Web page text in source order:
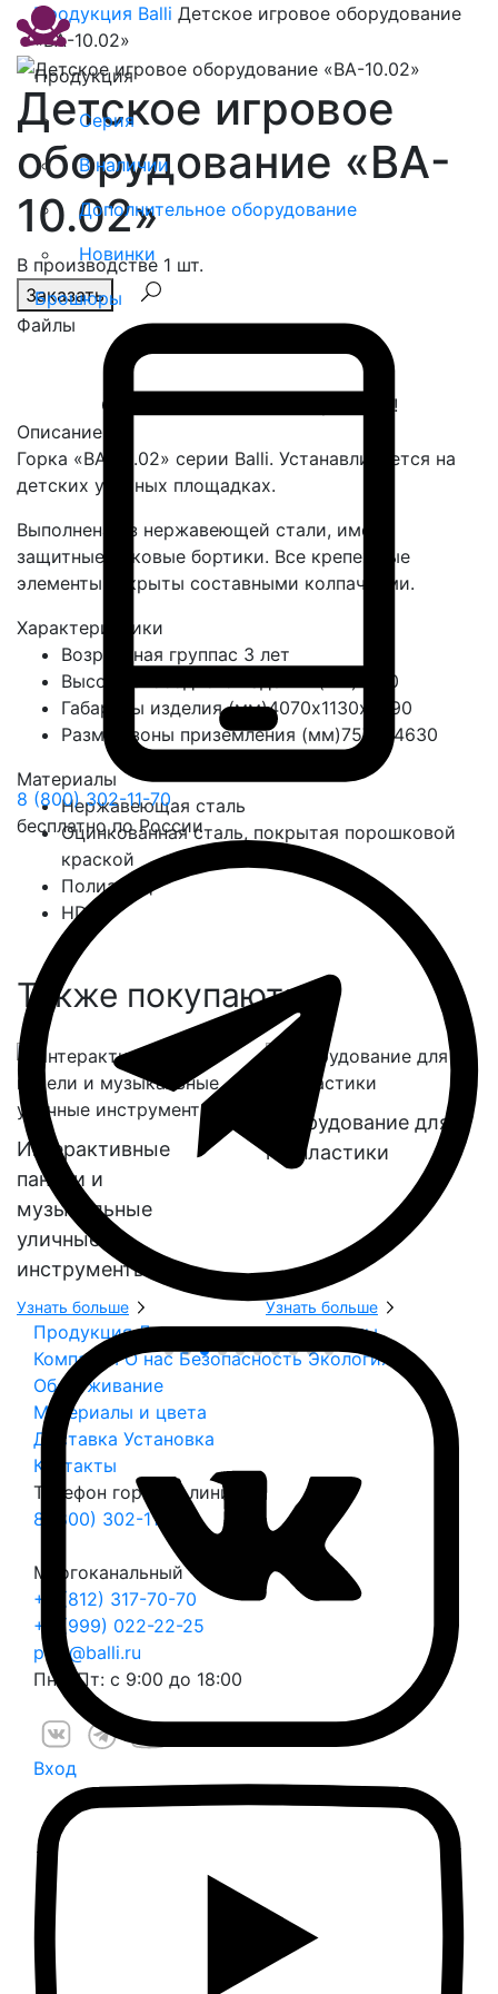
Продукция
Серия
В наличии
Дополнительное оборудование
Новинки
Брошюры
8 (800) 302-11-70
бесплатно по России
Продукция Balli Детское игровое оборудование
«BA-10.02»
Детское игровое
оборудование «BA-
10.02»
В производстве 1 шт.
Заказать
Файлы
Спасибо, сообщение отправлено!
Описание
Горка «ВА-10.02» серии Balli. Устанавливается на
детских уличных площадках.
Выполнена из нержавеющей стали, имеет
защитные боковые бортики. Все крепежные
элементы закрыты составными колпачками.
Характеристики
Возрастная группас 3 лет
Высота свободного падения (мм)
1850
Габариты изделия (мм)4070х1130х2790
Размер зоны приземления (мм)7570х4630
Материалы
Нержавеющая сталь
Оцинкованная сталь, покрытая порошковой
краской
Полиамид
HDPE
Также покупают:
Интерактивные
панели и
музыкальные
уличные
инструменты
Узнать больше
Оборудование для
геопластики
Узнать больше
Продукция Дополнительные элементы
Компания О нас Безопасность Экология
Обслуживание
Материалы и цвета
Доставка Установка
Контакты
Телефон горячей линии
8 (800) 302-11-70
Многоканальный
+7 (812) 317-70-70
+7 (999) 022-22-25
play@balli.ru
Пн – Пт: с 9:00 до 18:00
Вход